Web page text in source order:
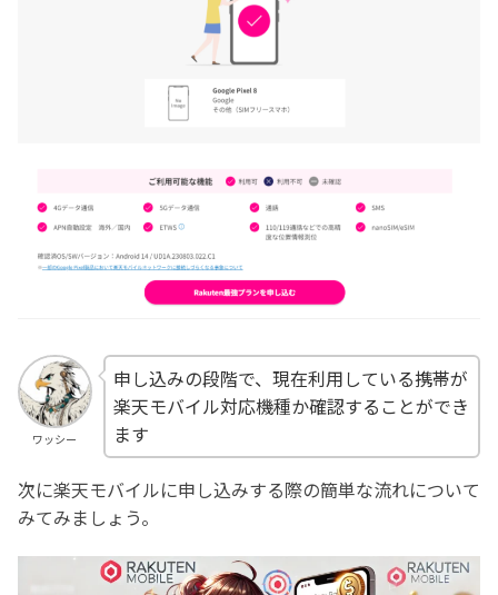
ワッシー
申し込みの段階で、現在利用している携帯が
楽天モバイル対応機種か確認することができ
ます
次に楽天モバイルに申し込みする際の簡単な流れについて
みてみましょう。